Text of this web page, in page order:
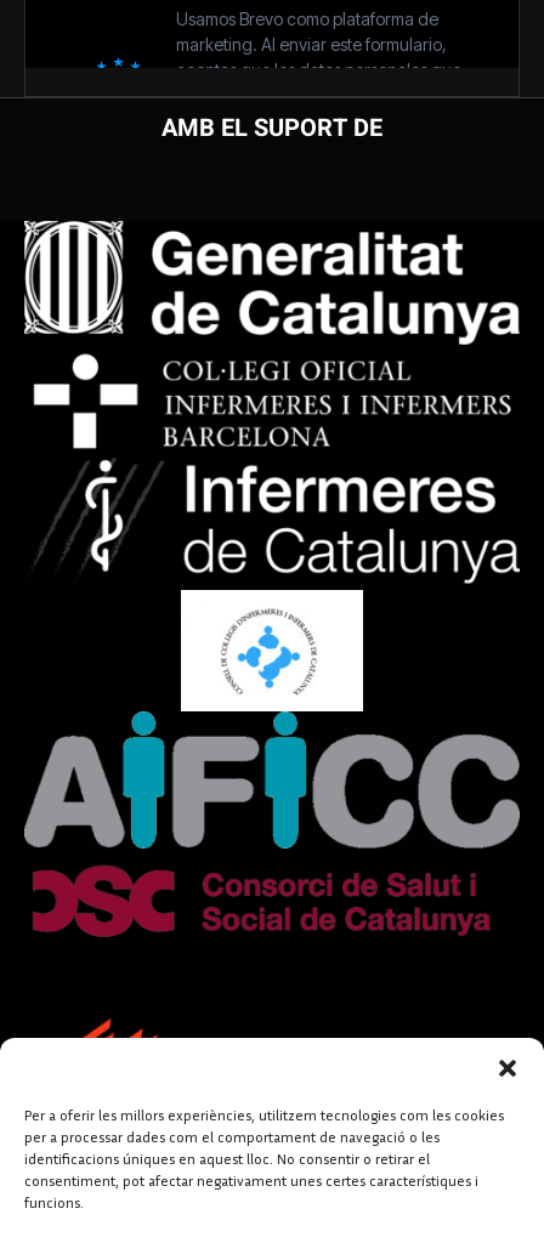
Per a oferir les millors experiències, utilitzem tecnologies com les cookies
per a processar dades com el comportament de navegació o les
identificacions úniques en aquest lloc. No consentir o retirar el
consentiment, pot afectar negativament unes certes característiques i
funcions.
AMB EL SUPORT DE